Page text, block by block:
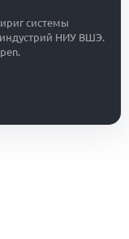
системы
НИУ ВШЭ.